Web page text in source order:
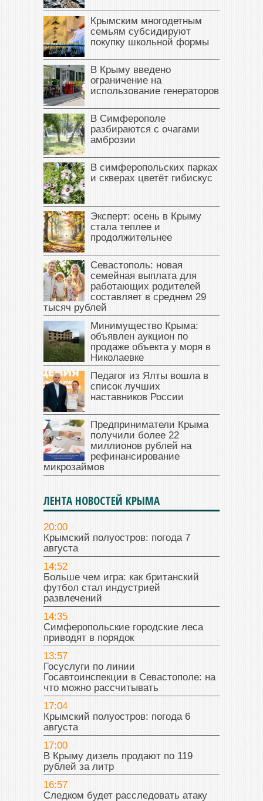
Крымским многодетным
семьям субсидируют
покупку школьной формы
В Крыму введено
ограничение на
использование генераторов
В Симферополе
разбираются с очагами
амброзии
В симферопольских парках
и скверах цветёт гибискус
Эксперт: осень в Крыму
стала теплее и
продолжительнее
Севастополь: новая
семейная выплата для
работающих родителей
составляет в среднем 29
тысяч рублей
Минимущество Крыма:
объявлен аукцион по
продаже объекта у моря в
Николаевке
Педагог из Ялты вошла в
список лучших
наставников России
Предприниматели Крыма
получили более 22
миллионов рублей на
рефинансирование
микрозаймов
ЛЕНТА НОВОСТЕЙ КРЫМА
20:00
Крымский полуостров: погода 7
августа
14:52
Больше чем игра: как британский
футбол стал индустрией
развлечений
14:35
Симферопольские городские леса
приводят в порядок
13:57
Госуслуги по линии
Госавтоинспекции в Севастополе: на
что можно рассчитывать
17:04
Крымский полуостров: погода 6
августа
17:00
В Крыму дизель продают по 119
рублей за литр
16:57
Следком будет расследовать атаку